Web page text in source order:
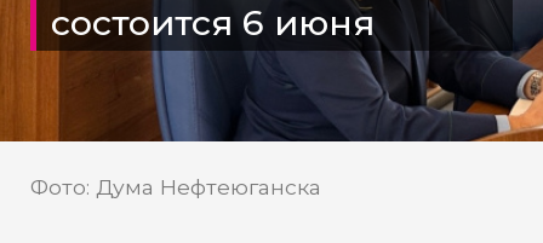
состоится 6 июня
Фото: Дума Нефтеюганска